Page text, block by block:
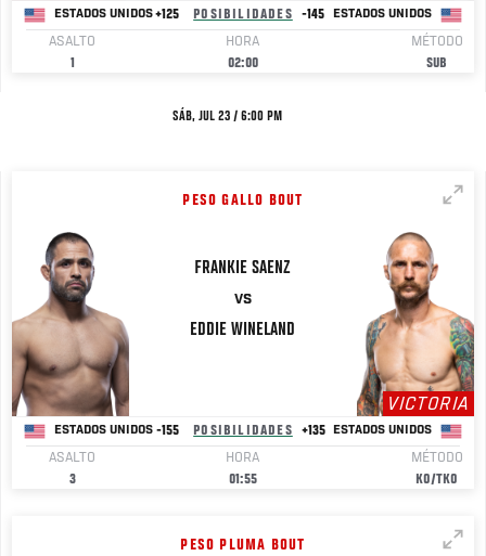
ESTADOS UNIDOS+125 POSIBILIDADES -145 ESTADOS UNIDOS
ASALTO
1
HORA
02:00
MÉTODO
SUB
SÁB, JUL 23 / 6:00 PM
PESO GALLO BOUT
FRANKIE SAENZ
VS
EDDIE WINELAND
VICTORIA
ESTADOS UNIDOS -155 POSIBILIDADES +135 ESTADOS UNIDOS
ASALTO
3
HORA
01:55
MÉTODO
KO/TKO
PESO PLUMA BOUT